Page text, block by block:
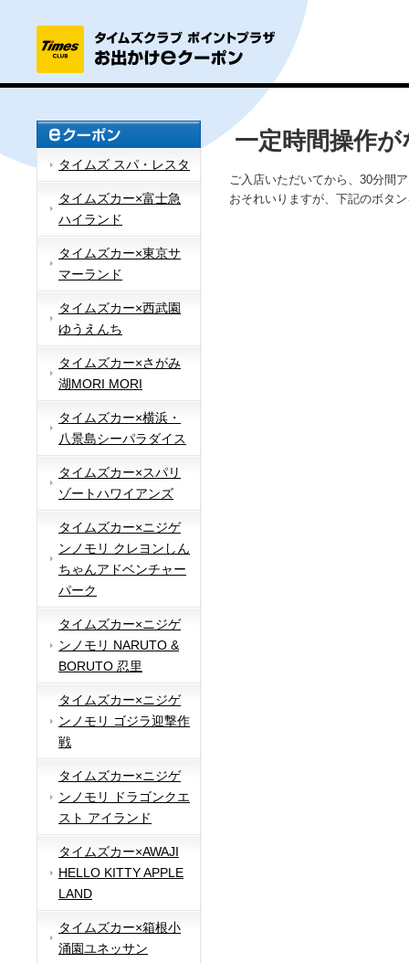
タイムズ スパ・レスタ
タイムズカー×富士急
ハイランド
タイムズカー×東京サ
マーランド
タイムズカー×西武園
ゆうえんち
タイムズカー×さがみ
湖MORI MORI
タイムズカー×横浜・
八景島シーパラダイス
タイムズカー×スパリ
ゾートハワイアンズ
タイムズカー×ニジゲ
ンノモリ クレヨンしん
ちゃんアドベンチャー
パーク
タイムズカー×ニジゲ
ンノモリ NARUTO &
BORUTO 忍里
タイムズカー×ニジゲ
ンノモリ ゴジラ迎撃作
戦
タイムズカー×ニジゲ
ンノモリ ドラゴンクエ
スト アイランド
タイムズカー×AWAJI
HELLO KITTY APPLE
LAND
タイムズカー×箱根小
涌園ユネッサン
一定時間操作
ご入店いただいてから、30分間
おそれいりますが、下記のボタ